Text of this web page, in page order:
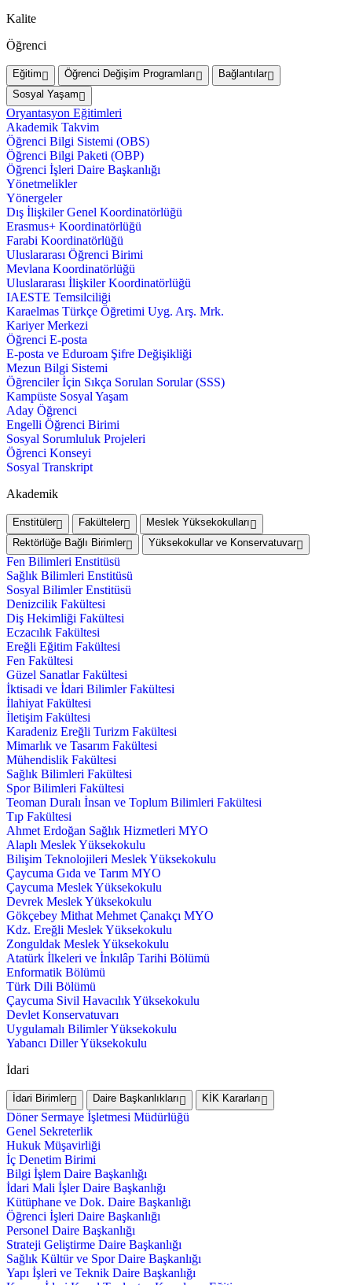
Kalite
Öğrenci
Eğitim Öğrenci Değişim Programları
Bağlantılar
Sosyal Yaşam
Oryantasyon Eğitimleri
Akademik Takvim
Öğrenci Bilgi Sistemi (OBS)
Öğrenci Bilgi Paketi (OBP)
Öğrenci İşleri Daire Başkanlığı
Yönetmelikler
Yönergeler
Dış İlişkiler Genel Koordinatörlüğü
Erasmus+ Koordinatörlüğü
Farabi Koordinatörlüğü
Uluslararası Öğrenci Birimi
Mevlana Koordinatörlüğü
Uluslararası İlişkiler Koordinatörlüğü
IAESTE Temsilciliği
Karaelmas Türkçe Öğretimi Uyg. Arş. Mrk.
Kariyer Merkezi
Öğrenci E-posta
E-posta ve Eduroam Şifre Değişikliği
Mezun Bilgi Sistemi
Öğrenciler İçin Sıkça Sorulan Sorular (SSS)
Kampüste Sosyal Yaşam
Aday Öğrenci
Engelli Öğrenci Birimi
Sosyal Sorumluluk Projeleri
Öğrenci Konseyi
Sosyal Transkript
Akademik
Enstitüler Fakülteler
Meslek Yüksekokulları
Rektörlüğe Bağlı Birimler
Yüksekokullar ve Konservatuvar
Fen Bilimleri Enstitüsü
Sağlık Bilimleri Enstitüsü
Sosyal Bilimler Enstitüsü
Denizcilik Fakültesi
Diş Hekimliği Fakültesi
Eczacılık Fakültesi
Ereğli Eğitim Fakültesi
Fen Fakültesi
Güzel Sanatlar Fakültesi
İktisadi ve İdari Bilimler Fakültesi
İlahiyat Fakültesi
İletişim Fakültesi
Karadeniz Ereğli Turizm Fakültesi
Mimarlık ve Tasarım Fakültesi
Mühendislik Fakültesi
Sağlık Bilimleri Fakültesi
Spor Bilimleri Fakültesi
Teoman Duralı İnsan ve Toplum Bilimleri Fakültesi
Tıp Fakültesi
Ahmet Erdoğan Sağlık Hizmetleri MYO
Alaplı Meslek Yüksekokulu
Bilişim Teknolojileri Meslek Yüksekokulu
Çaycuma Gıda ve Tarım MYO
Çaycuma Meslek Yüksekokulu
Devrek Meslek Yüksekokulu
Gökçebey Mithat Mehmet Çanakçı MYO
Kdz. Ereğli Meslek Yüksekokulu
Zonguldak Meslek Yüksekokulu
Atatürk İlkeleri ve İnkılâp Tarihi Bölümü
Enformatik Bölümü
Türk Dili Bölümü
Çaycuma Sivil Havacılık Yüksekokulu
Devlet Konservatuvarı
Uygulamalı Bilimler Yüksekokulu
Yabancı Diller Yüksekokulu
İdari
İdari Birimler Daire Başkanlıkları KİK Kararları
Döner Sermaye İşletmesi Müdürlüğü
Genel Sekreterlik
Hukuk Müşavirliği
İç Denetim Birimi
Bilgi İşlem Daire Başkanlığı
İdari Mali İşler Daire Başkanlığı
Kütüphane ve Dok. Daire Başkanlığı
Öğrenci İşleri Daire Başkanlığı
Personel Daire Başkanlığı
Strateji Geliştirme Daire Başkanlığı
Sağlık Kültür ve Spor Daire Başkanlığı
Yapı İşleri ve Teknik Daire Başkanlığı